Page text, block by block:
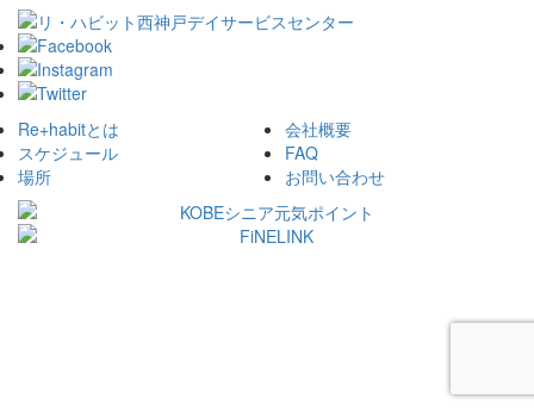
Re+habitとは
スケジュール
場所
会社概要
FAQ
お問い合わせ